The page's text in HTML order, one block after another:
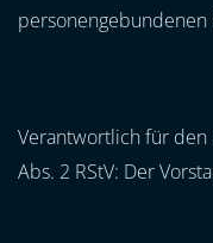
Verantwortlich für den
Abs. 2 RStV: Der